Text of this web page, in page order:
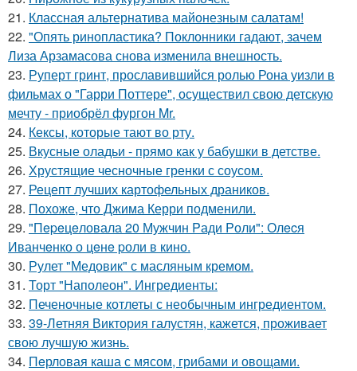
21. Классная альтернатива майонезным салатам!
22. "Опять ринопластика? Поклонники гадают, зачем
Лиза Арзамасова снова изменила внешность.
23. Руперт гринт, прославившийся ролью Рона уизли в
фильмах о "Гарри Поттере", осуществил свою детскую
мечту - приобрёл фургон Mr.
24. Кексы, которые тают во рту.
25. Вкусные оладьи - прямо как у бабушки в детстве.
26. Хрустящие чесночные гренки с соусом.
27. Рецепт лучших картофельных драников.
28. Похоже, что Джима Керри подменили.
29. "Пepeцeловала 20 Мужчин Pади Pоли": Олecя
Иванчeнко о цeнe pоли в кино.
30. Рулет "Медовик" с масляным кремом.
31. Торт "Наполеон". Ингредиенты:
32. Печеночные котлеты с необычным ингредиентом.
33. 39-Летняя Виктория галустян, кажется, проживает
свою лучшую жизнь.
34. Пeрловая каша с мясом, грибами и овощами.